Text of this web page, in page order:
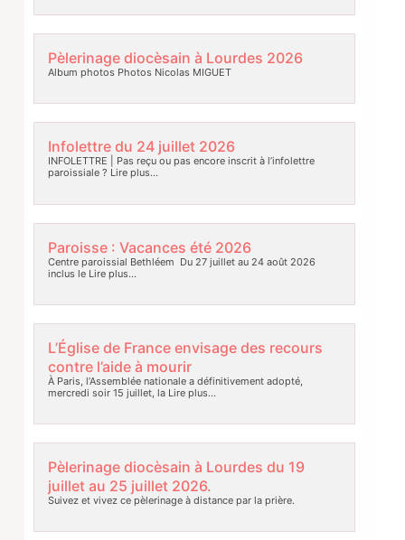
Pèlerinage diocèsain à Lourdes 2026
Album photos Photos Nicolas MIGUET
Infolettre du 24 juillet 2026
INFOLETTRE | Pas reçu ou pas encore inscrit à l’infolettre
paroissiale ? Lire plus…
Paroisse : Vacances été 2026
Centre paroissial Bethléem Du 27 juillet au 24 août 2026
inclus leLire plus…
L’Église de France envisage des recours
contre l’aide à mourir
À Paris, l’Assemblée nationale a définitivement adopté,
mercredi soir 15 juillet, laLire plus…
Pèlerinage diocèsain à Lourdes du 19
juillet au 25 juillet 2026.
Suivez et vivez ce pèlerinage à distance par la prière.